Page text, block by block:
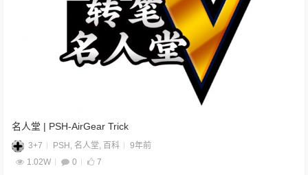
名人堂 | PSH-AirGear Trick
3+7 PSH , 名人堂, 百科
9年前
1.02W
0 7